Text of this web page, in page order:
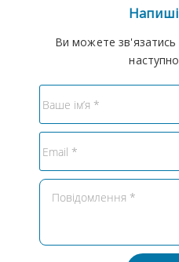
Ви можете